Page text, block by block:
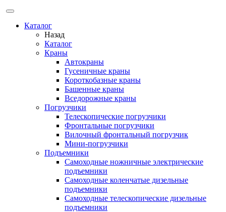
Каталог
Назад
Каталог
Краны
Автокраны
Гусеничные краны
Короткобазные краны
Башенные краны
Вcедорожные краны
Погрузчики
Телескопические погрузчики
Фронтальные погрузчики
Вилочный фронтальный погрузчик
Мини-погрузчики
Подъемники
Самоходные ножничные электрические
подъемники
Самоходные коленчатые дизельные
подъемники
Самоходные телескопические дизельные
подъемники